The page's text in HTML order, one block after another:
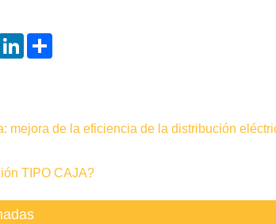
PinterestLinkedIn
mejora de la eficiencia de la distribución
TIPO CAJA?